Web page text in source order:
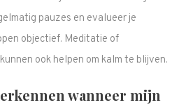
pauzes en evalueer je
objectief. Meditatie of
ook helpen om kalm te blijven.
wanneer mijn